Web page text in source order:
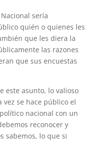
sería
quién o quienes les
que les diera la
las razones
que sus encuestas
este asunto, lo valioso
se hace público el
nacional con un
reconocer y
sabemos, lo que si